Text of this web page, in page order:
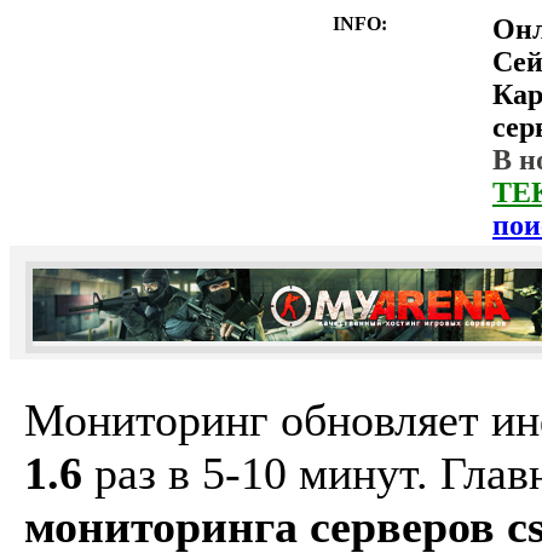
INFO:
В
Мониторинг обновляет
1.6 раз в 5-10 минут.
мониторинга серверов